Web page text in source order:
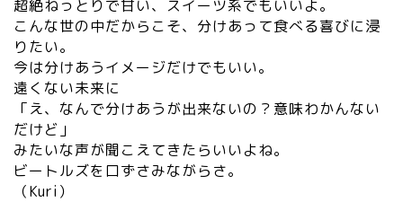
超絶ねっとりで甘い、スイーツ系でもいいよ。
こんな世の中だからこそ、分けあって食べる喜びに浸
りたい。
今は分けあうイメージだけでもいい。
遠くない未来に
「え、なんで分けあうが出来ないの？意味わかんない
だけど」
みたいな声が聞こえてきたらいいよね。
ビートルズを口ずさみながらさ。
（Kuri）